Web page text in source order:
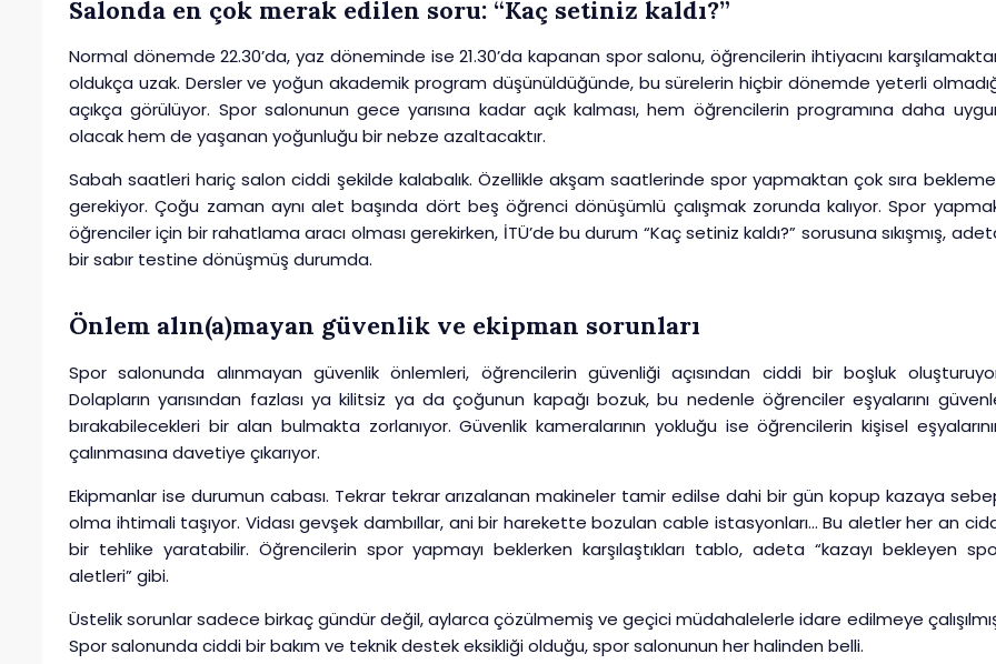
Salonda en çok merak edilen soru: “Kaç setiniz kaldı?”
Normal dönemde 22.30’da, yaz döneminde ise 21.30’da kapanan spor salonu, öğrencilerin ihtiyacını
oldukça uzak. Dersler ve yoğun akademik program düşünüldüğünde, bu sürelerin hiçbir dönemde yeterli
açıkça görülüyor. Spor salonunun gece yarısına kadar açık kalması, hem öğrencilerin programına daha
olacak hem de yaşanan yoğunluğu bir nebze azaltacaktır.
Sabah saatleri hariç salon ciddi şekilde kalabalık. Özellikle akşam saatlerinde spor yapmaktan çok sıra
gerekiyor. Çoğu zaman aynı alet başında dört beş öğrenci dönüşümlü çalışmak zorunda kalıyor. Spor
öğrenciler için bir rahatlama aracı olması gerekirken, İTÜ’de bu durum “Kaç setiniz kaldı?” sorusuna sıkışmış,
bir sabır testine dönüşmüş durumda.
Önlem alın(a)mayan güvenlik ve ekipman sorunları
Spor salonunda alınmayan güvenlik önlemleri, öğrencilerin güvenliği açısından ciddi bir boşluk
Dolapların yarısından fazlası ya kilitsiz ya da çoğunun kapağı bozuk, bu nedenle öğrenciler eşyalarını
bırakabilecekleri bir alan bulmakta zorlanıyor. Güvenlik kameralarının yokluğu ise öğrencilerin kişisel
çalınmasına davetiye çıkarıyor.
Ekipmanlar ise durumun cabası. Tekrar tekrar arızalanan makineler tamir edilse dahi bir gün kopup kazaya
olma ihtimali taşıyor. Vidası gevşek dambıllar, ani bir harekette bozulan cable istasyonları… Bu aletler her an
bir tehlike yaratabilir. Öğrencilerin spor yapmayı beklerken karşılaştıkları tablo, adeta “kazayı bekleyen
aletleri” gibi.
Üstelik sorunlar sadece birkaç gündür değil, aylarca çözülmemiş ve geçici müdahalelerle idare edilmeye
Spor salonunda ciddi bir bakım ve teknik destek eksikliği olduğu, spor salonunun her halinden belli.